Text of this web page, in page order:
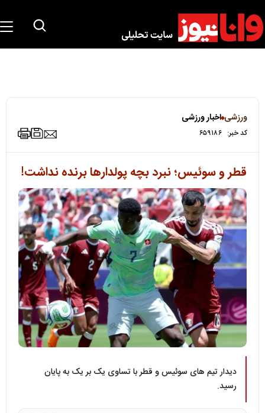
ورزشی اخبار ورزشی
کد خبر: ۶۵۹۱۸۶
قطر و سوئیس؛ نبرد بچه پولدارها برنده نداشت!
دیدار تیم های سوئیس و قطر با تساوی یک بر یک به پایان
رسید.